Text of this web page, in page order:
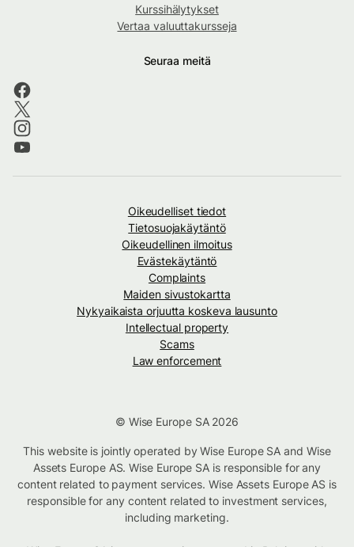
Kurssihälytykset
Vertaa valuuttakursseja
Seuraa meitä
Oikeudelliset tiedot
Tietosuojakäytäntö
Oikeudellinen ilmoitus
Evästekäytäntö
Complaints
Maiden sivustokartta
Nykyaikaista orjuutta koskeva lausunto
Intellectual property
Scams
Law enforcement
© Wise Europe SA 2026
This website is jointly operated by Wise Europe SA and Wise
Assets Europe AS. Wise Europe SA is responsible for any
content related to payment services. Wise Assets Europe AS is
responsible for any content related to investment services,
including marketing.